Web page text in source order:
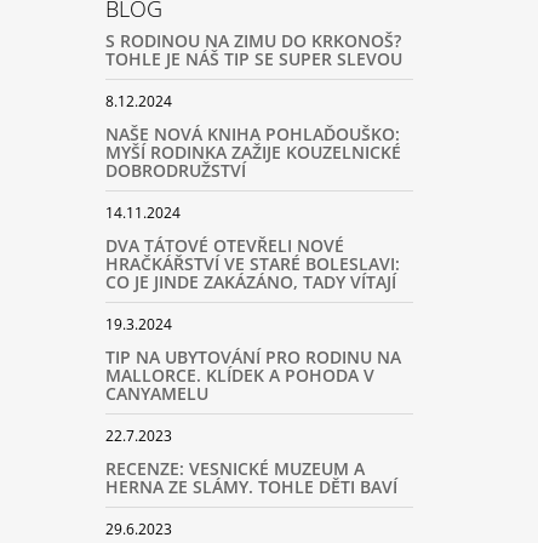
BLOG
S RODINOU NA ZIMU DO KRKONOŠ?
TOHLE JE NÁŠ TIP SE SUPER SLEVOU
8.12.2024
NAŠE NOVÁ KNIHA POHLAĎOUŠKO:
MYŠÍ RODINKA ZAŽIJE KOUZELNICKÉ
DOBRODRUŽSTVÍ
14.11.2024
DVA TÁTOVÉ OTEVŘELI NOVÉ
HRAČKÁŘSTVÍ VE STARÉ BOLESLAVI:
CO JE JINDE ZAKÁZÁNO, TADY VÍTAJÍ
19.3.2024
TIP NA UBYTOVÁNÍ PRO RODINU NA
MALLORCE. KLÍDEK A POHODA V
CANYAMELU
22.7.2023
RECENZE: VESNICKÉ MUZEUM A
HERNA ZE SLÁMY. TOHLE DĚTI BAVÍ
29.6.2023